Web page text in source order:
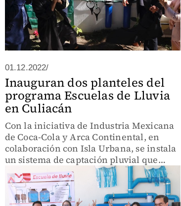
01.12.2022/
Inauguran dos planteles del
programa Escuelas de Lluvia
en Culiacán
Con la iniciativa de Industria Mexicana
de Coca-Cola y Arca Continental, en
colaboración con Isla Urbana, se instala
un sistema de captación pluvial que
permite acceso a agua limpia y segura,
saneamiento e higiene; más de mil 400
estudiantes y profes